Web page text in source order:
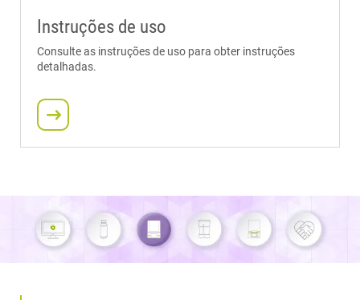
Instruções de uso
Consulte as instruções de uso para obter instruções
detalhadas.